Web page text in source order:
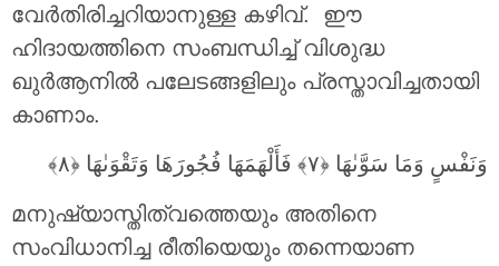
വേര്‍തിരിച്ചറിയാനുള്ള കഴിവ്. ഈ
ഹിദായത്തിനെ സംബന്ധിച്ച് വിശുദ്ധ
ഖുര്‍ആനില്‍ പലേടങ്ങളിലും പ്രസ്താവിച്ചതായി
കാണാം.
وَنَفْسٍ وَمَا سَوَّىٰهَا ‎﴿٧﴾‏ فَأَلْهَمَهَا فُجُورَهَا وَتَقْوَىٰهَا ‎﴿٨﴾
മനുഷ്യാസ്തിത്വത്തെയും അതിനെ
സംവിധാനിച്ച രീതിയെയും തന്നെയാണ